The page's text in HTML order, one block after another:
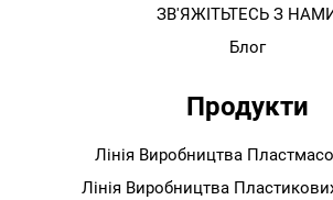
ЗВ'ЯЖІТЬТЕСЬ З
Блог
Продукти
Лінія Виробництва
Лінія Виробництва